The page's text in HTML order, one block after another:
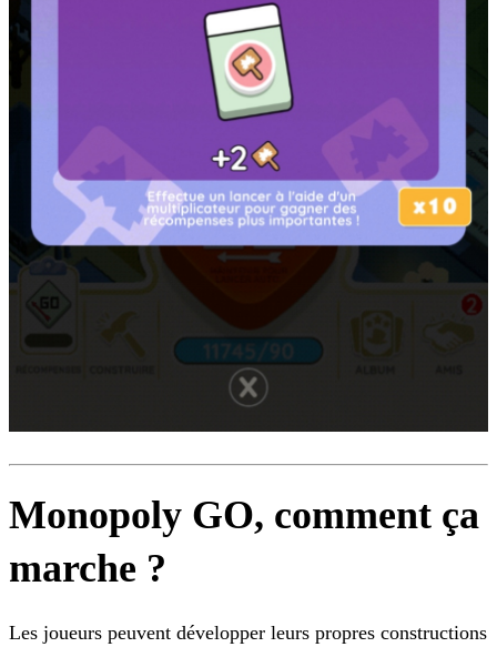
Monopoly GO, comment ça
marche ?
Les joueurs peuvent développer leurs propres constructions